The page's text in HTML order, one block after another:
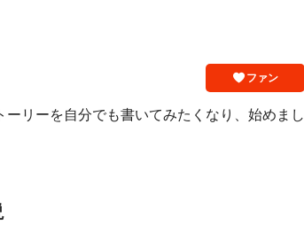
ファン
リーを自分でも書いてみたくなり、始めまし